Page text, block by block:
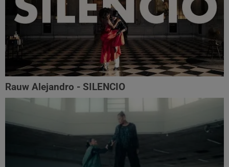
Rauw Alejandro - SILENCIO